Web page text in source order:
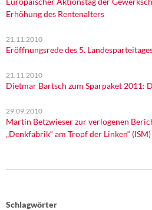
Erhöhung des Rentenalters
21.11.2010
Eröffnungsrede des 5.
21.11.2010
Dietmar Bartsch zum Sparpaket 2011:
29.09.2010
Martin Betzwieser zur verlogenen
„Denkfabrik“ am Tropf der Linken“ (ISM)
Schlagwörter